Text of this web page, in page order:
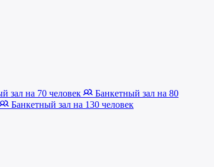
зал на 70 человек
Банкетный зал на 80
Банкетный зал на 130 человек